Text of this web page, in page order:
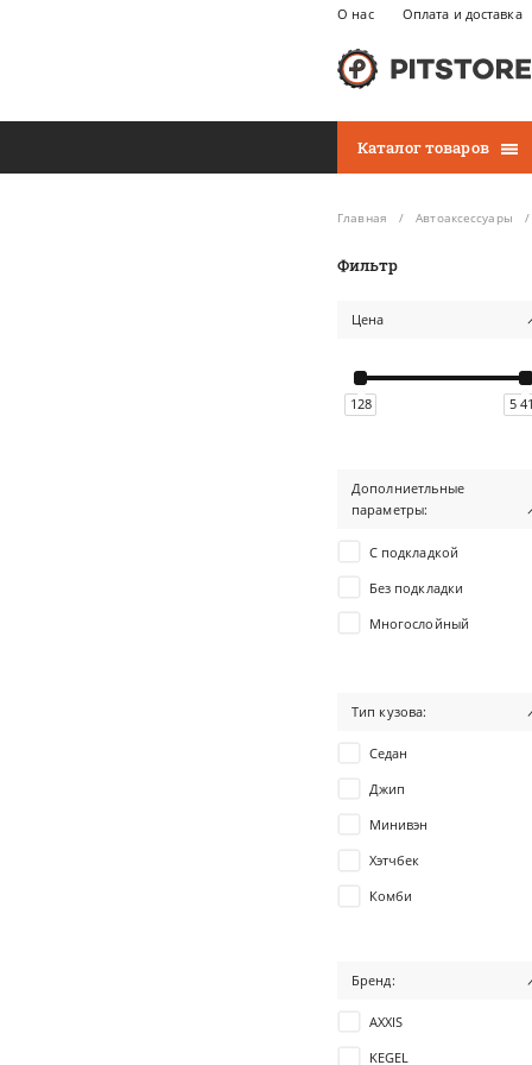
О нас Оплата и доставка
Каталог товаров
Главная Автоаксессуары
Фильтр
Цена
128 5
Дополниетльные
параметры:
С подкладкой
Без подкладки
Многослойный
Тип кузова:
Седан
Джип
Минивэн
Хэтчбек
Комби
Бренд:
AXXIS
KEGEL